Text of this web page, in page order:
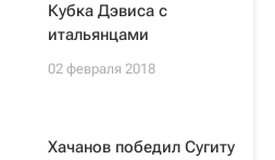
Кубка Дэвиса с
итальянцами
02 февраля 2018
Хачанов победил Сугиту